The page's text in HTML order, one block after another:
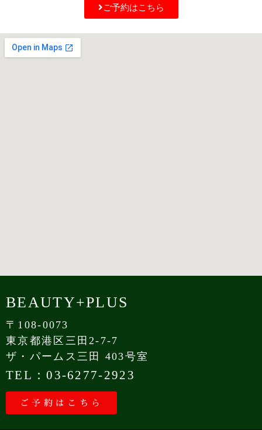
ご予約はこちら
BEAUTY+PLUS
〒108-0073
東京都港区三田2-7-7
ザ・パームス三田 403号室
TEL：03-6277-2923
ご予約はこちら